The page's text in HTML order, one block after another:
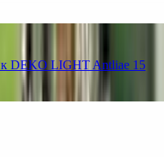
DEKO LIGHT Antliae 15